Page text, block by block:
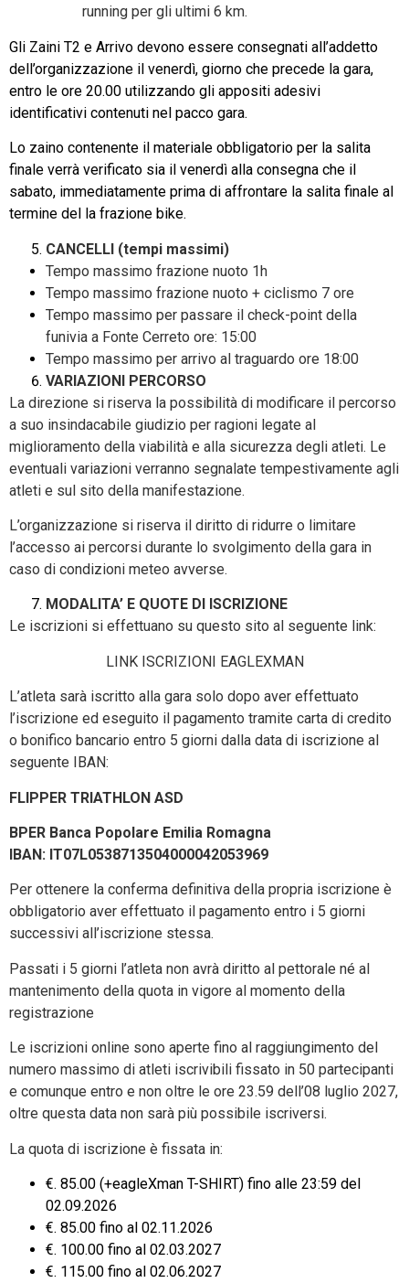
running per gli ultimi 6 km.
Gli Zaini T2 e Arrivo devono essere consegnati all’addetto
dell’organizzazione il venerdì, giorno che precede la gara,
entro le ore 20.00 utilizzando gli appositi adesivi
identificativi contenuti nel pacco gara.
Lo zaino contenente il materiale obbligatorio per la salita
finale verrà verificato sia il venerdì alla consegna che il
sabato, immediatamente prima di affrontare la salita finale al
termine del la frazione bike.
CANCELLI (tempi massimi)
Tempo massimo frazione nuoto 1h
Tempo massimo frazione nuoto + ciclismo 7 ore
Tempo massimo per passare il check-point della
funivia a Fonte Cerreto ore: 15:00
Tempo massimo per arrivo al traguardo ore 18:00
VARIAZIONI PERCORSO
La direzione si riserva la possibilità di modificare il percorso
a suo insindacabile giudizio per ragioni legate al
miglioramento della viabilità e alla sicurezza degli atleti. Le
eventuali variazioni verranno segnalate tempestivamente agli
atleti e sul sito della manifestazione.
L’organizzazione si riserva il diritto di ridurre o limitare
l’accesso ai percorsi durante lo svolgimento della gara in
caso di condizioni meteo avverse.
MODALITA’ E QUOTE DI ISCRIZIONE
Le iscrizioni si effettuano su questo sito al seguente link:
LINK ISCRIZIONI EAGLEXMAN
L’atleta sarà iscritto alla gara solo dopo aver effettuato
l’iscrizione ed eseguito il pagamento tramite carta di credito
o bonifico bancario entro 5 giorni dalla data di iscrizione al
seguente IBAN:
FLIPPER TRIATHLON ASD
BPER Banca Popolare Emilia Romagna
IBAN: IT07L0538713504000042053969
Per ottenere la conferma definitiva della propria iscrizione è
obbligatorio aver effettuato il pagamento entro i 5 giorni
successivi all’iscrizione stessa.
Passati i 5 giorni l’atleta non avrà diritto al pettorale né al
mantenimento della quota in vigore al momento della
registrazione
Le iscrizioni online sono aperte fino al raggiungimento del
numero massimo di atleti iscrivibili fissato in 50 partecipanti
e comunque entro e non oltre le ore 23.59 dell’08 luglio 2027,
oltre questa data non sarà più possibile iscriversi.
La quota di iscrizione è fissata in:
€. 85.00 (+eagleXman T-SHIRT) fino alle 23:59 del
02.09.2026
€. 85.00 fino al 02.11.2026
€. 100.00 fino al 02.03.2027
€. 115.00 fino al 02.06.2027